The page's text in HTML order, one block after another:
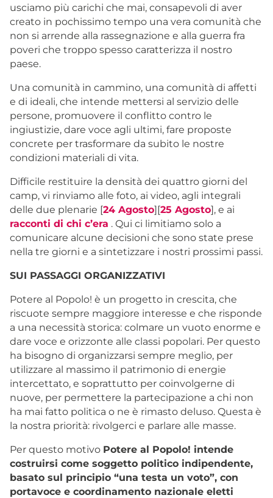
usciamo più carichi che mai, consapevoli di aver
creato in pochissimo tempo una vera comunità che
non si arrende alla rassegnazione e alla guerra fra
poveri che troppo spesso caratterizza il nostro
paese.
Una comunità in cammino, una comunità di affetti
e di ideali, che intende mettersi al servizio delle
persone, promuovere il conflitto contro le
ingiustizie, dare voce agli ultimi, fare proposte
concrete per trasformare da subito le nostre
condizioni materiali di vita.
Difficile restituire la densità dei quattro giorni del
camp, vi rinviamo alle foto, ai video, agli integrali
delle due plenarie [24 Agosto][25 Agosto], e ai
racconti di chi c’era . Qui ci limitiamo solo a
comunicare alcune decisioni che sono state prese
nella tre giorni e a sintetizzare i nostri prossimi passi.
SUI PASSAGGI ORGANIZZATIVI
Potere al Popolo! è un progetto in crescita, che
riscuote sempre maggiore interesse e che risponde
a una necessità storica: colmare un vuoto enorme e
dare voce e orizzonte alle classi popolari. Per questo
ha bisogno di organizzarsi sempre meglio, per
utilizzare al massimo il patrimonio di energie
intercettato, e soprattutto per coinvolgerne di
nuove, per permettere la partecipazione a chi non
ha mai fatto politica o ne è rimasto deluso. Questa è
la nostra priorità: rivolgerci e parlare alle masse.
Per questo motivo Potere al Popolo! intende
costruirsi come soggetto politico indipendente,
basato sul principio “una testa un voto”, con
portavoce e coordinamento nazionale eletti